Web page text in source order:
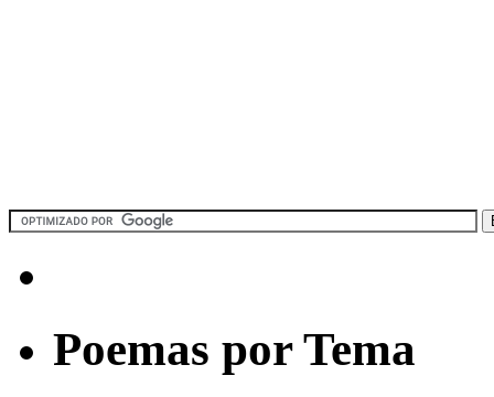
Poemas por Tema